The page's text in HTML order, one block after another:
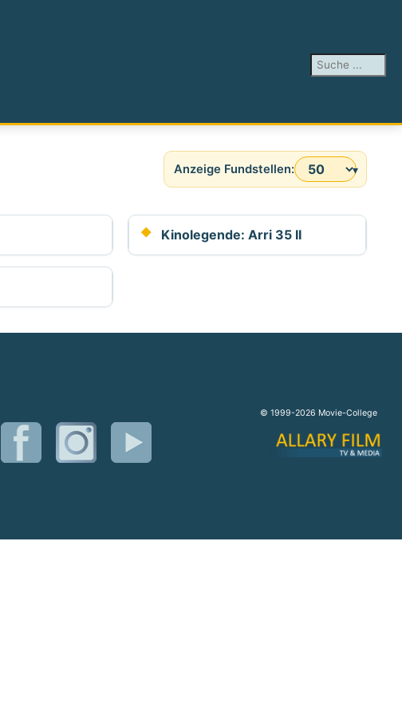
Suchen ...
Anzeige #
Kinolegende: Arri 35 II
© 1999-2026 Movie-College